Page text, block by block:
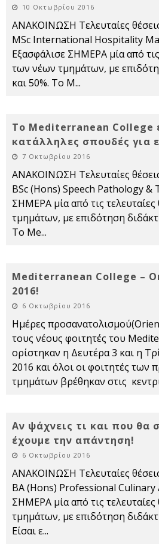
10 Οκτωβρίου 2016
ΑΝΑΚΟΙΝΩΣΗ Τελευταίες
MSc International Hospitality
Εξασφάλισε ΣΗΜΕΡΑ μία από τις
των νέων τμημάτων, με
και 50%. Το M...
Το Mediterranean College
κατάλληλες σπουδές για
7 Οκτωβρίου 2016
ΑΝΑΚΟΙΝΩΣΗ Τελευταίες
BSc (Hons) Speech Pathology &
ΣΗΜΕΡΑ μία από τις
τμημάτων, με επιδότηση
Το Me...
Mediterranean College –
2016!
6 Οκτωβρίου 2016
Ημέρες
τους νέους φοιτητές του
ορίστηκαν η Δευτέρα 3 και η
2016 και όλοι οι φοιτητές των
τμημάτων βρέθηκαν στις
Αν ψάχνεις τι και που θα
έχουμε την απάντηση!
6 Οκτωβρίου 2016
ΑΝΑΚΟΙΝΩΣΗ Τελευταίες
BA (Hons) Professional Culinary
ΣΗΜΕΡΑ μία από τις
τμημάτων, με επιδότηση
Είσαι ε...